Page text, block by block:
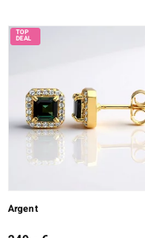
Argent